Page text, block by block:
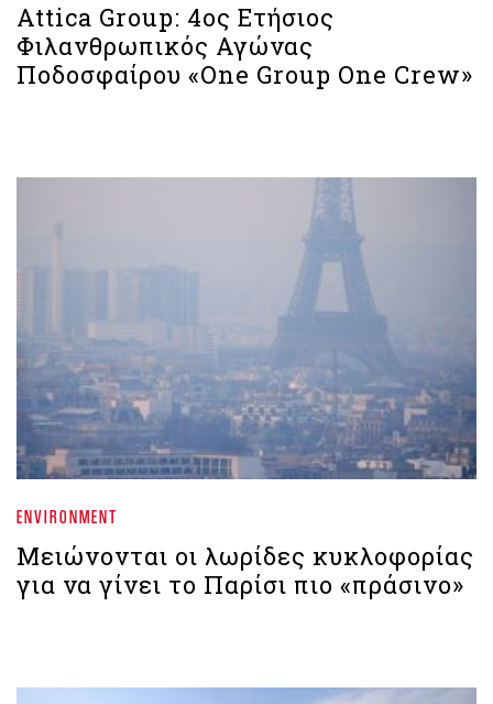
Attica Group: 4ος Ετήσιος
Φιλανθρωπικός Αγώνας
Ποδοσφαίρου «One Group One Crew»
ENVIRONMENT
Μειώνονται οι λωρίδες κυκλοφορίας
για να γίνει το Παρίσι πιο «πράσινο»